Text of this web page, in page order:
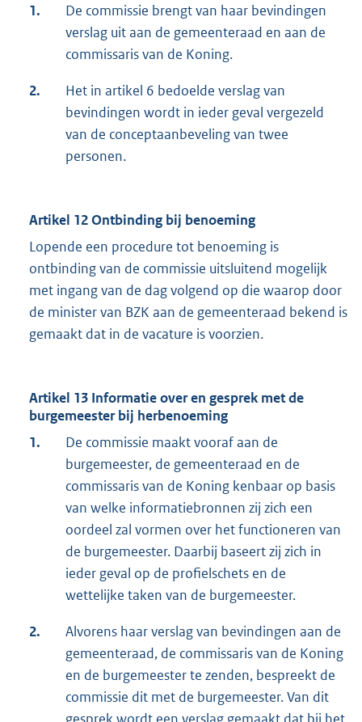
1.
De commissie brengt van haar bevindingen
verslag uit aan de gemeenteraad en aan de
commissaris van de Koning.
2.
Het in artikel 6 bedoelde verslag van
bevindingen wordt in ieder geval vergezeld
van de conceptaanbeveling van twee
personen.
Artikel 12 Ontbinding bij benoeming
Lopende een procedure tot benoeming is
ontbinding van de commissie uitsluitend mogelijk
met ingang van de dag volgend op die waarop door
de minister van BZK aan de gemeenteraad bekend is
gemaakt dat in de vacature is voorzien.
Artikel 13 Informatie over en gesprek met de
burgemeester bij herbenoeming
1.
De commissie maakt vooraf aan de
burgemeester, de gemeenteraad en de
commissaris van de Koning kenbaar op basis
van welke informatiebronnen zij zich een
oordeel zal vormen over het functioneren van
de burgemeester. Daarbij baseert zij zich in
ieder geval op de profielschets en de
wettelijke taken van de burgemeester.
2.
Alvorens haar verslag van bevindingen aan de
gemeenteraad, de commissaris van de Koning
en de burgemeester te zenden, bespreekt de
commissie dit met de burgemeester. Van dit